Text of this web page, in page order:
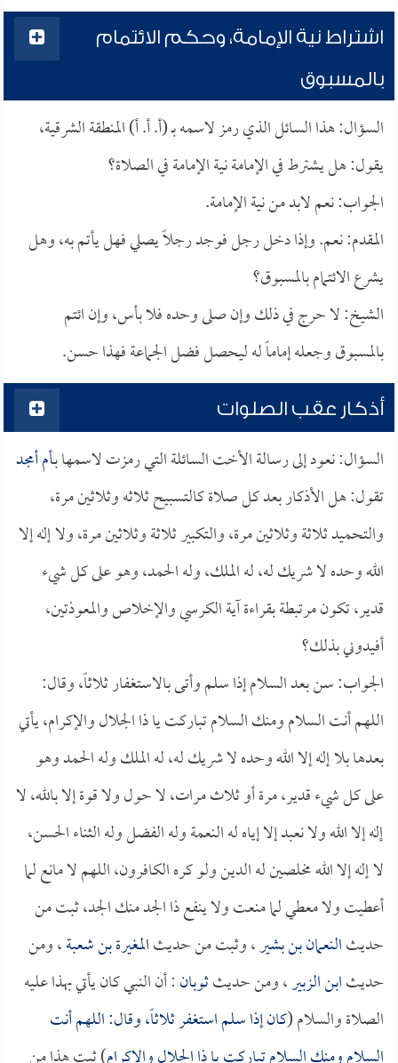
اشتراط نية الإمامة، وحكم الائتمام
بالمسبوق
السؤال: هذا السائل الذي رمز لاسمه بـ (أ. أ. أ) المنطقة الشرقية،
يقول: هل يشترط في الإمامة نية الإمامة في الصلاة؟
الجواب: نعم لابد من نية الإمامة.
المقدم: نعم. وإذا دخل رجل فوجد رجلاً يصلي فهل يأتم به، وهل
يشرع الائتمام بالمسبوق؟
الشيخ: لا حرج في ذلك وإن صلى وحده فلا بأس، وإن ائتم
بالمسبوق وجعله إماماً له ليحصل فضل الجماعة فهذا حسن.
أذكار عقب الصلوات
السؤال: نعود إلى رسالة الأخت السائلة التي رمزت لاسمها بـأم أمجد
تقول: هل الأذكار بعد كل صلاة كالتسبيح ثلاثه وثلاثين مرة،
والتحميد ثلاثة وثلاثين مرة، والتكبير ثلاثة وثلاثين مرة، ولا إله إلا
الله وحده لا شريك له، له الملك، وله الحمد، وهو على كل شيء
قدير، تكون مرتبطة بقراءة آية الكرسي والإخلاص والمعوذتين،
أفيدوني بذلك؟
الجواب: سن بعد السلام إذا سلم وأتى بالاستغفار ثلاثاً، وقال:
اللهم أنت السلام ومنك السلام تباركت يا ذا الجلال والإكرام، يأتي
بعدها بلا إله إلا الله وحده لا شريك له، له الملك وله الحمد وهو
على كل شيء قدير، مرة أو ثلاث مرات، لا حول ولا قوة إلا بالله، لا
إله إلا الله ولا نعبد إلا إياه له النعمة وله الفضل وله الثناء الحسن،
لا إله إلا الله مخلصين له الدين ولو كره الكافرون، اللهم لا مانع لما
أعطيت ولا معطي لما منعت ولا ينفع ذا الجد منك الجد، ثبت من
حديثالنعمان بن بشير، وثبت من حديثالمغيرة بن شعبة، ومن
حديثابن الزبير، ومن حديثثوبان: أن النبي كان يأتي بهذا عليه
الصلاة والسلام (كان إذا سلم استغفر ثلاثاً، وقال: اللهم أنت